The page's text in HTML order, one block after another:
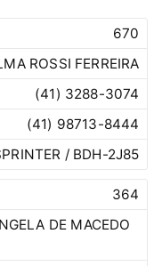
670
ROSSI FERREIRA
(41) 3288-3074
(41) 98713-8444
/ BDH-2J85
364
DE MACEDO